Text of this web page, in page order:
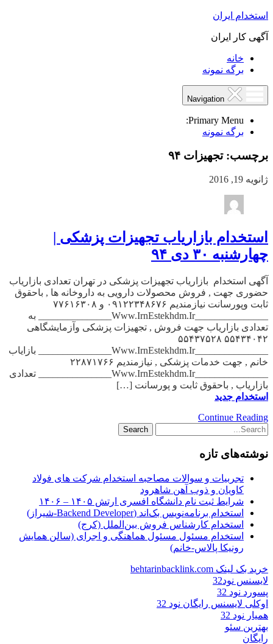
استخدام ایران
آگهی کار ایران
خانه
برگه نمونه
Primary Menu:
برگه نمونه
برچسب:تجهیزات ۹۴
ژانویه 19, 2016
استخدام بازاریاب تجهیزات پزشکی |
چهارشنبه ۳۰ دی ۹۴
آگهی استخدام بازاریاب تجهیزات پزشکی در تهران تعدادی بازاریاب
حضوری جهت , فروش محصولات دارویی به داروخانه ها , باحقوق
ثابت وپورسانت نیازمندیم ۰۹۱۲۲۳۴۸۶۷۶ و ۷۷۶۱۶۳۰۸
_______________Www.IrnEstekhdm.Ir_______________ به
تعدادی بازاریاب جهت فروش , تجهیزات پزشکی وآزمایشگاهی
۵۵۴۳۴۰۴۲ ۵۵۴۳۷۵۲۸
_______________Www.IrnEstekhdm.Ir_______________ بازایاب
خانم , جهت خدمات پزشکی , نیازمندیم ۲۲۸۷۱۷۶۶
_______________Www.IrnEstekhdm.Ir_______________ تعدادی
بازاریاب , باحقوق ثابت و پورسانت […]
استخدام جدید
Continue Reading
نوشته‌های تازه
تجربیات و سوالات مصاحبه استخدام شرکت های فولاد
کاویان و ذوب آهن شاهرود
شرایط ثبت نام دانشگاه افسری ارتش ۱۴۰۵ – ۱۴۰۶
استخدام برنامه‌نویس بک‌اند (Backend Developer-شیراز)
استخدام کارشناس فروش بین‌الملل (کرج)
استخدام مسئول مسئول هماهنگی و اجرای (سالن همایش
رونیکا پالاس-خانم)
خرید بک لینک behtarinbacklink.com
لایسنس نود32
پسورد نود 32
اوکلی لایسنس رایگان نود 32
همیار نود 32
بهترین سئو
رایگان